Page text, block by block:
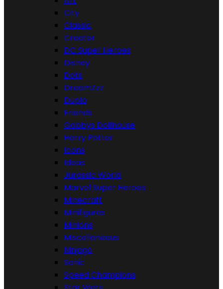
City
Classic
Creator
DC Super Heroes
Disney
Dots
DreamZzz
Duplo
Friends
Gabbys Dollhouse
Harry Potter
Icons
Ideas
Jurassic World
Marvel Super Heroes
Minecraft
Minifigures
Minions
Miscellaneous
Ninjago
Sonic
Speed Champions